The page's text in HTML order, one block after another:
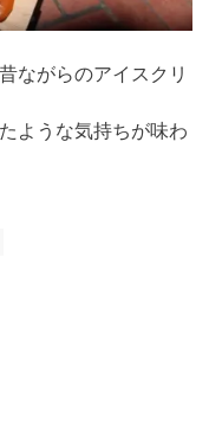
ながらのアイスクリ
ような気持ちが味わ